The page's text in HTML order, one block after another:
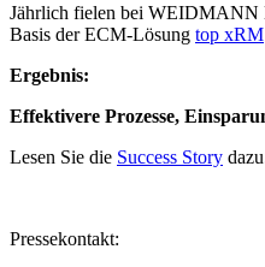
Jährlich fielen bei WEIDMANN
Basis der ECM-Lösung top xRM
Ergebnis:
Effektivere Prozesse,
Lesen Sie die Success Story
Pressekontakt: